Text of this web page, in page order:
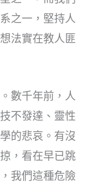
之一，堅持人
法實在教人匪
數千年前，人
不發達、靈性
的悲哀。有沒
，看在早已跳
我們這種危險